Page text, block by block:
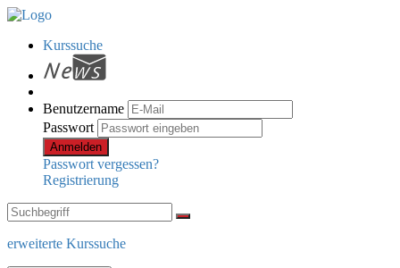
Kurssuche
Benutzername
Passwort
Anmelden
Passwort vergessen?
Registrierung
erweiterte Kurssuche